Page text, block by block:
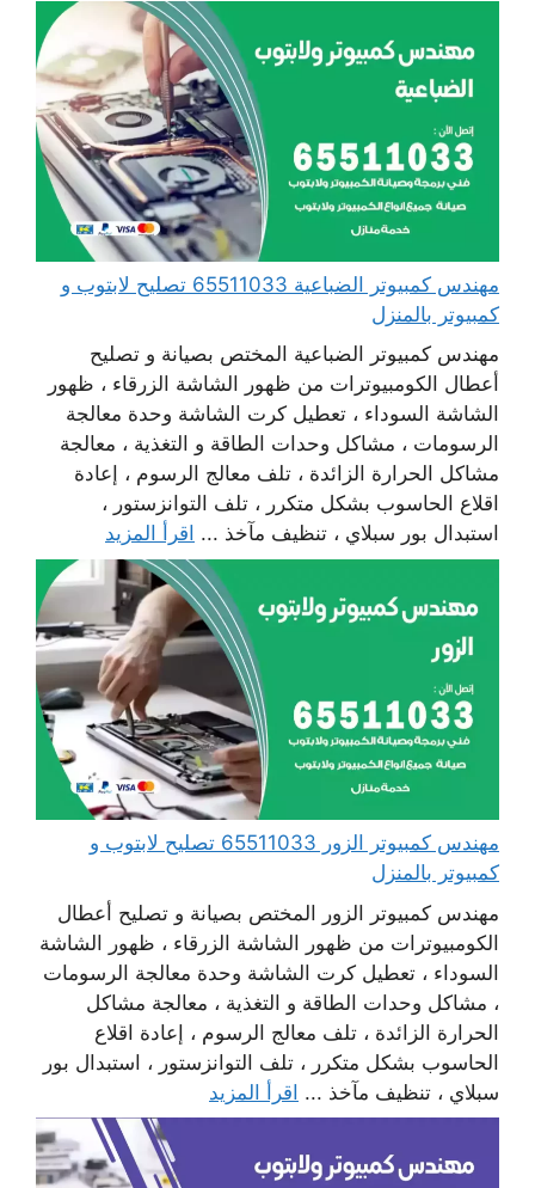
مهندس كمبيوتر الضباعية 65511033 تصليح لابتوب و
كمبيوتر بالمنزل
مهندس كمبيوتر الضباعية المختص بصيانة و تصليح
أعطال الكومبيوترات من ظهور الشاشة الزرقاء ، ظهور
الشاشة السوداء ، تعطيل كرت الشاشة وحدة معالجة
الرسومات ، مشاكل وحدات الطاقة و التغذية ، معالجة
مشاكل الحرارة الزائدة ، تلف معالج الرسوم ، إعادة
اقلاع الحاسوب بشكل متكرر ، تلف التوانزستور ،
استبدال بور سبلاي ، تنظيف مآخذ ... اقرأ المزيد
مهندس كمبيوتر الزور 65511033 تصليح لابتوب و
كمبيوتر بالمنزل
مهندس كمبيوتر الزور المختص بصيانة و تصليح أعطال
الكومبيوترات من ظهور الشاشة الزرقاء ، ظهور الشاشة
السوداء ، تعطيل كرت الشاشة وحدة معالجة الرسومات
، مشاكل وحدات الطاقة و التغذية ، معالجة مشاكل
الحرارة الزائدة ، تلف معالج الرسوم ، إعادة اقلاع
الحاسوب بشكل متكرر ، تلف التوانزستور ، استبدال بور
سبلاي ، تنظيف مآخذ ... اقرأ المزيد